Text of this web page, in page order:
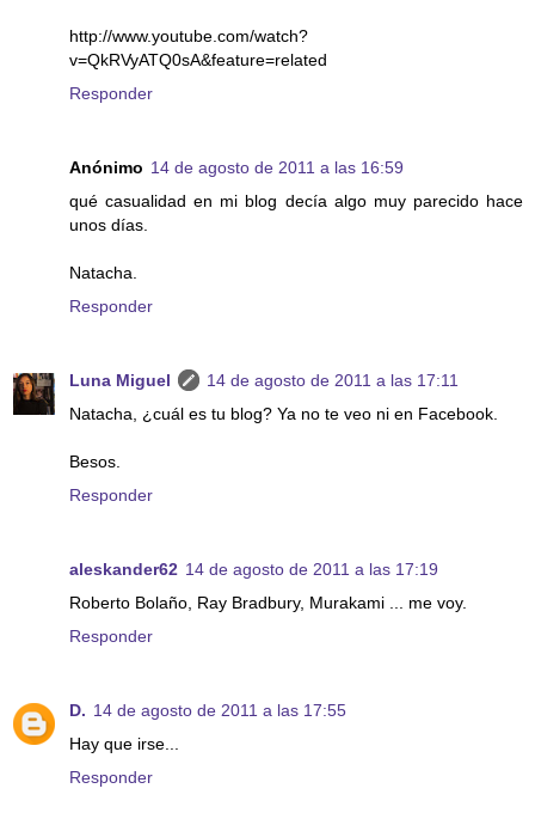
http://www.youtube.com/watch?
v=QkRVyATQ0sA&feature=related
Responder
Anónimo 14 de agosto de 2011 a las 16:59
qué casualidad en mi blog decía algo muy parecido hace
unos días.
Natacha.
Responder
Luna Miguel
14 de agosto de 2011 a las 17:11
Natacha, ¿cuál es tu blog? Ya no te veo ni en Facebook.
Besos.
Responder
aleskander62 14 de agosto de 2011 a las 17:19
Roberto Bolaño, Ray Bradbury, Murakami ... me voy.
Responder
D. 14 de agosto de 2011 a las 17:55
Hay que irse...
Responder